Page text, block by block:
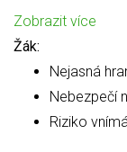
Zobrazit více
Žák:
Nejasná
Nebezpečí
Riziko